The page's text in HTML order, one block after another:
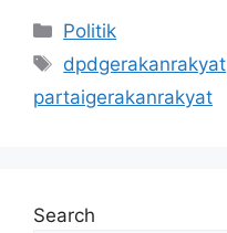
Categories
Politik
Tags
dpdgerakanrakyat
partaigerakanrakyat
Search